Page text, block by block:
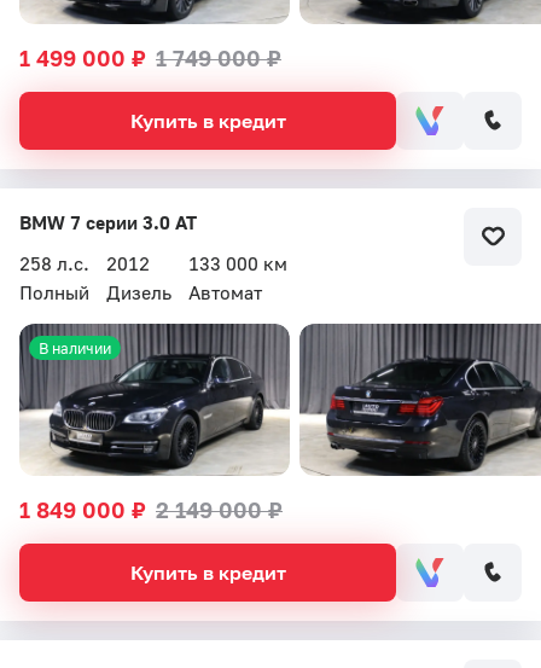
1 499 000 ₽ 1 749 000 ₽
Купить в кредит
BMW 7 серии 3.0 AT
258 л.с.
2012
133 000 км
Полный
Дизель Автомат
1 849 000 ₽ 2 149 000 ₽
В наличии
Купить в кредит